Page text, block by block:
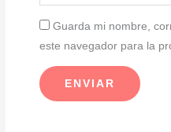
Guarda mi nombre,
este navegador para la